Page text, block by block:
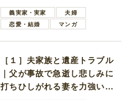
母義実家・実家
夫婦
恋愛・結婚
マンガ
［１］夫家族と遺産トラブル
｜父が事故で急逝し悲しみに
打ちひしがれる妻を力強い言